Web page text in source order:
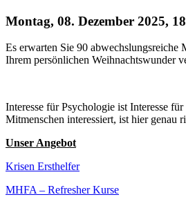
Montag, 08. Dezember 2025,
Es erwarten Sie 90 abwechslungsreiche
Ihrem persönlichen Weihnachtswunder
Interesse für Psychologie ist Interesse
Mitmenschen interessiert, ist hier genau
Unser Angebot
Krisen Ersthelfer
MHFA – Refresher Kurse